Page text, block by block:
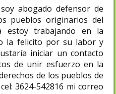
abogado defensor de
pueblos originarios del
estoy trabajando en la
la felicito por su labor y
iniciar un contacto
de unir esfuerzo en la
de los pueblos de
3624-542816 mi correo